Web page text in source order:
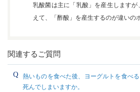
乳酸菌は主に「乳酸」を産生します
えて、「酢酸」を産生するのが違いの
関連するご質問
熱いものを食べた後、ヨーグルトを食べ
死んでしまいますか。